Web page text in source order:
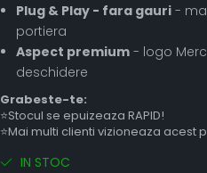
Plug & Play - fara gauri-
portiera
Aspect premium- logo
deschidere
Grabeste-te:
⭐Stocul se epuizeaza RAPID!
⭐Mai multi clienti vizioneaza acest
IN STOC